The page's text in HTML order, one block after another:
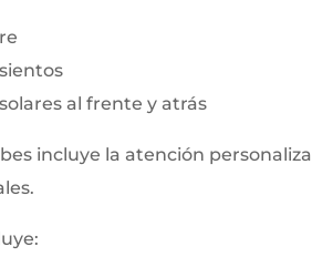
al frente y atrás
incluye la atención